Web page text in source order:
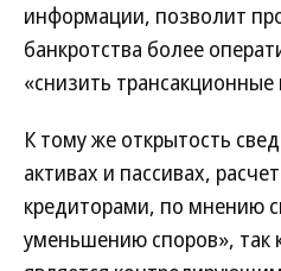
информации, позволит
банкротства более
«снизить
К тому же открытость
активах и пассивах,
кредиторами, по мнению
уменьшению споров», так